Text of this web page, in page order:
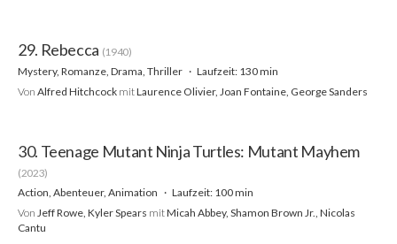
29. Rebecca (1940)
Mystery, Romanze, Drama, Thriller
Laufzeit: 130 min
Von Alfred Hitchcock mitLaurence Olivier, Joan Fontaine, George Sanders
30. Teenage Mutant Ninja Turtles: Mutant Mayhem
(2023)
Action, Abenteuer, Animation
Laufzeit: 100 min
Von Jeff Rowe, Kyler Spears mitMicah Abbey, Shamon Brown Jr., Nicolas
Cantu